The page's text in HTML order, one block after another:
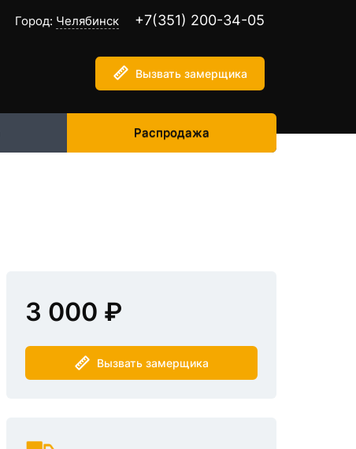
Город: Челябинск +7(351) 200-34-05
Вызвать замерщика
Распродажа
3 000
Вызвать замерщика